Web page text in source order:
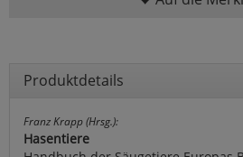
Produktdetails
Franz Krapp (Hrsg.):
Hasentiere